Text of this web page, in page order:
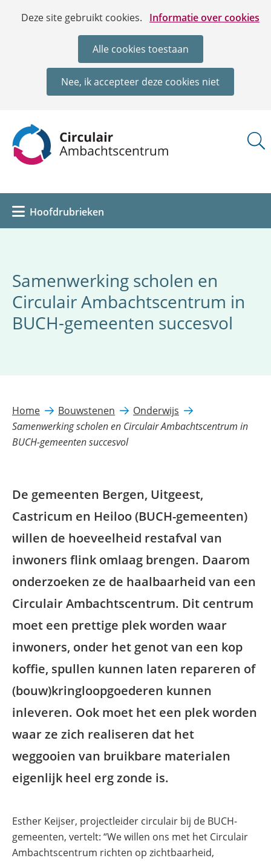
Cookies
Deze site gebruikt cookies. Informatie over cookies
Hier
deze
website
worden
of
geweigerd.
Alle cookies toestaan
Nee, ik accepteer deze cookies niet
Ga
de
inhoud
Hoofdrubrieken
Samenwerking scholen en
Circulair Ambachtscentrum in
BUCH-gemeenten succesvol
Home Bouwstenen
Onderwijs
Samenwerking scholen en Circulair Ambachtscentrum in
BUCH-gemeenten succesvol
De gemeenten Bergen, Uitgeest,
Castricum en Heiloo (BUCH-gemeenten)
willen de hoeveelheid restafval van
inwoners flink omlaag brengen. Daarom
onderzoeken ze de haalbaarheid van een
Circulair Ambachtscentrum. Dit centrum
moet een prettige plek worden waar
inwoners, onder het genot van een kop
koffie, spullen kunnen laten repareren of
(bouw)kringloopgoederen kunnen
inleveren. Ook moet het een plek worden
waar ze zich realiseren dat het
weggooien van bruikbare materialen
eigenlijk heel erg zonde is.
Esther Keijser, projectleider circulair bij de BUCH-
gemeenten, vertelt: “We willen ons met het Circulair
Ambachtscentrum richten op zichtbaarheid,